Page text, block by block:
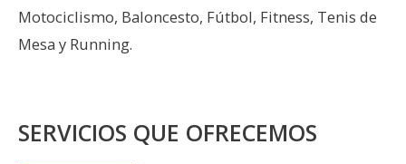
Motociclismo, Baloncesto, Fútbol, Fitness, Tenis de
Mesa y Running.
SERVICIOS QUE OFRECEMOS